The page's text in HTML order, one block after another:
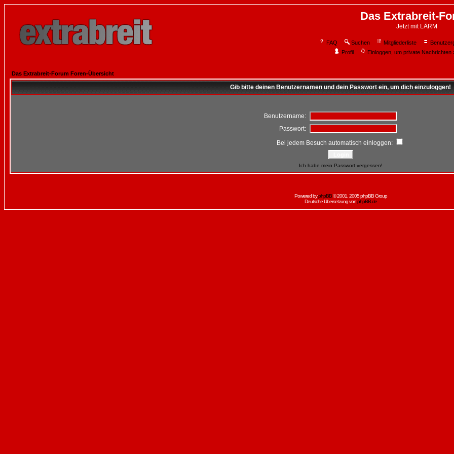
Das Extrabreit-
Jetzt mit LÄRM
FAQ Suchen Mitgliederliste
Profil
Einloggen, um private Nachrichten
Das Extrabreit-Forum Foren-Übersicht
Gib bitte deinen Benutzernamen und dein Passwort ein, um dich einzuloggen!
Benutzername:
Passwort:
Bei jedem Besuch automatisch einloggen:
Ich habe mein Passwort vergessen!
Powered byphpBB© 2001, 2005 phpBB Group
Deutsche Übersetzung vonphpBB.de